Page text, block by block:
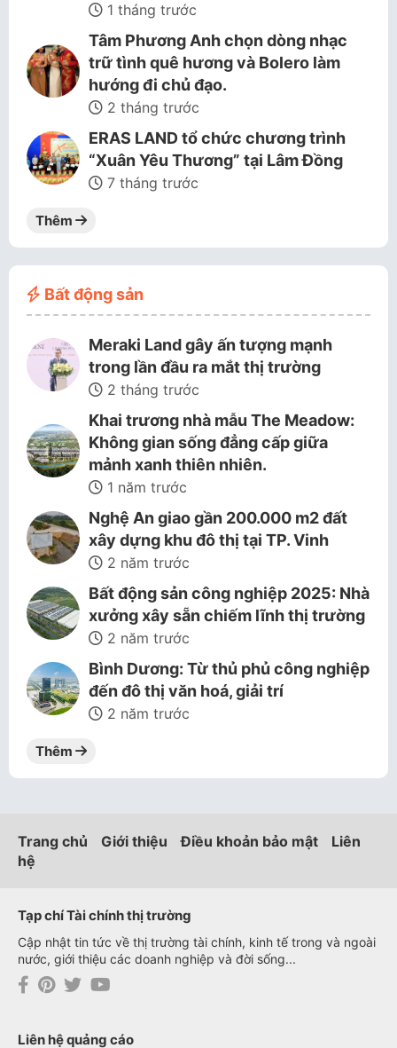
1 tháng trước
Tâm Phương Anh chọn dòng nhạc
trữ tình quê hương và Bolero làm
hướng đi chủ đạo.
2 tháng trước
ERAS LAND tổ chức chương trình
“Xuân Yêu Thương” tại Lâm Đồng
7 tháng trước
Thêm
Bất động sản
Meraki Land gây ấn tượng mạnh
trong lần đầu ra mắt thị trường
2 tháng trước
Khai trương nhà mẫu The Meadow:
Không gian sống đẳng cấp giữa
mảnh xanh thiên nhiên.
1 năm trước
Nghệ An giao gần 200.000 m2 đất
xây dựng khu đô thị tại TP. Vinh
2 năm trước
Bất động sản công nghiệp 2025: Nhà
xưởng xây sẵn chiếm lĩnh thị trường
2 năm trước
Bình Dương: Từ thủ phủ công nghiệp
đến đô thị văn hoá, giải trí
2 năm trước
Thêm
Trang chủ Giới thiệu Điều khoản bảo mật
Liên
hệ
Tạp chí Tài chính thị trường
Cập nhật tin tức về thị trường tài chính, kinh tế trong và ngoài
nước, giới thiệu các doanh nghiệp và đời sống...
Liên hệ quảng cáo